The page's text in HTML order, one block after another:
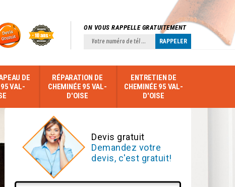
ON VOUS RAPPELLE GRATUITEMENT
DE
VAL-
RÉPARATION DE
CHEMINÉE 95 VAL-
D'OISE
ENTRETIEN DE
CHEMINÉE 95 VAL-
D'OISE
Devis gratuit
Demandez votre
devis, c'est gratuit!